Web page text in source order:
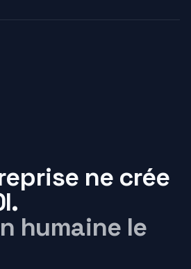
ne crée
humaine le